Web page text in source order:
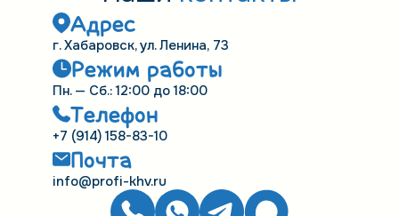
Адрес
г. Хабаровск, ул. Ленина, 73
Режим работы
Пн. — Сб.: 12:00 до 18:00
Телефон
+7 (914) 158-83-10
Почта
info@profi-khv.ru